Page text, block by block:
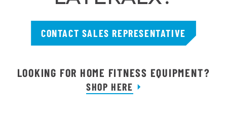
CONTACT SALES REPRESENTATIVE
LOOKING FOR HOME FITNESS EQUIPMENT?
SHOP HERE